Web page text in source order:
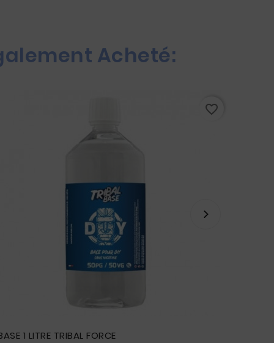
Acheté:
1 LITRE TRIBAL FORCE
favorite_border